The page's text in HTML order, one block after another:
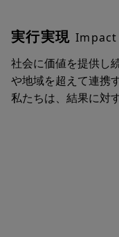
実行実現 Impact
社会に価値を提供し
や地域を超えて連携
私たちは、結果に対